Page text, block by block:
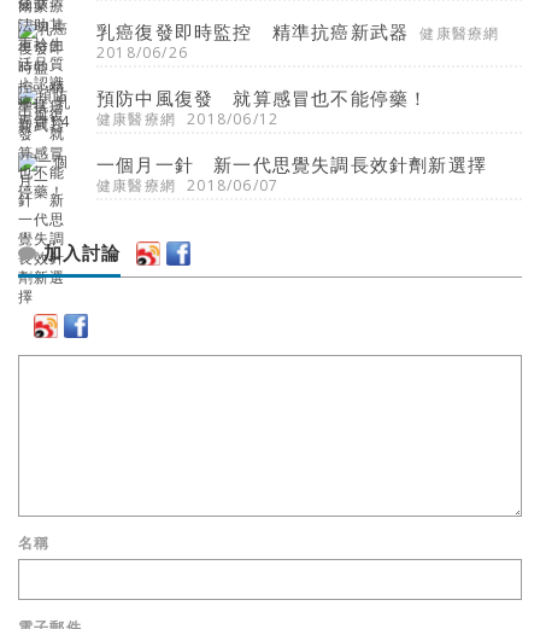
乳癌復發即時監控 精準抗癌新武器
健康醫療網
2018/06/26
預防中風復發 就算感冒也不能停藥！
健康醫療網 2018/06/12
一個月一針 新一代思覺失調長效針劑新選擇
健康醫療網 2018/06/07
加入討論
名稱